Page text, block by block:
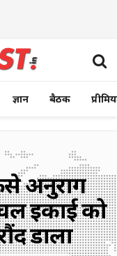
ज्ञान बैठक
अनुराग
इकाई को
डाला